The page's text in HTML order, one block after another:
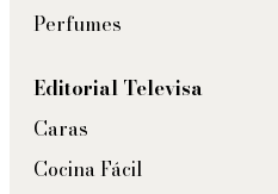
Perfumes
Editorial Televisa
Caras
Cocina Fácil